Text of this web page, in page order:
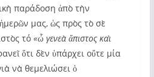
παράδοση ἀπὸ τὴν
μας, ὡς πρὸς τὸ σὲ
τό «ὦ γενεὰ ἄπιστος καὶ
ὅτι δὲν ὑπάρχει οὔτε μία
νὰ θεμελιώσει ὁ